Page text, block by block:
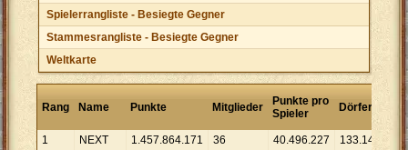
Spielerrangliste - Besiegte Gegner
Stammesrangliste - Besiegte Gegner
Weltkarte
Rang Name Punkte Mitglieder
Punkte pro
Spieler
Dörfer
pro
1
NEXT 1.457.864.171 36 40.496.227 133.147 10